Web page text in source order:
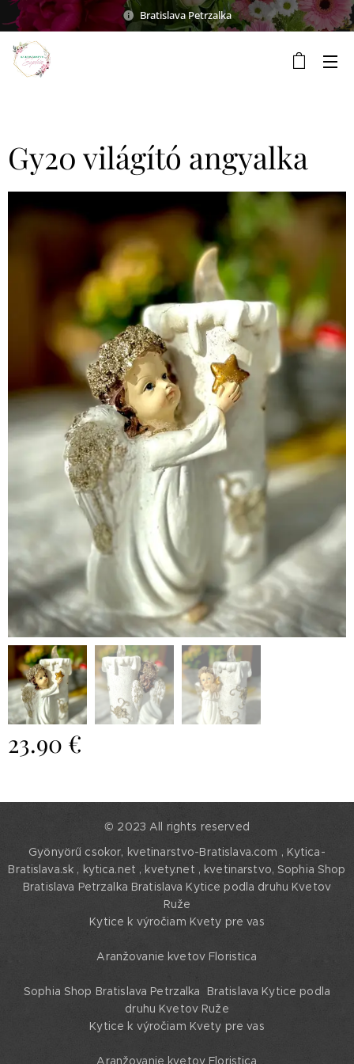
Bratislava Petrzalka
Gy20 világító angyalka
23.90 €
© 2023 All rights reserved
Gyönyörű csokor, kvetinarstvo-Bratislava.com , Kytica-
Bratislava.sk , kytica.net , kvety.net , kvetinarstvo,Sophia Shop
Bratislava Petrzalka Bratislava Kytice podla druhu Kvetov
Ruže
Kytice k výročiam Kvety pre vas
Aranžovanie kvetov Floristica
Sophia Shop Bratislava Petrzalka Bratislava Kytice podla
druhu Kvetov Ruže
Kytice k výročiam Kvety pre vas
Aranžovanie kvetov Floristica